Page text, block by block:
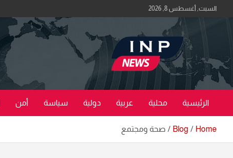
السبت, أغسطس 8, 2026
منصة اخبار العراق
اكبر منصة خبرية في العراق | #الحقيقة_اولاً
الرئيسية محلية عربية دولية سياسة أمن
Home
Blog صحة ومجتمع